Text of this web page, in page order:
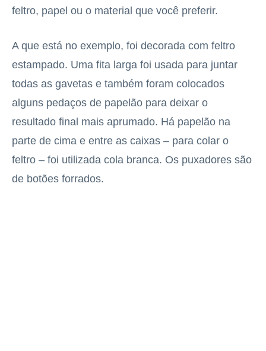
feltro, papel ou o material que você preferir.
A que está no exemplo, foi decorada com feltro
estampado. Uma fita larga foi usada para juntar
todas as gavetas e também foram colocados
alguns pedaços de papelão para deixar o
resultado final mais aprumado. Há papelão na
parte de cima e entre as caixas – para colar o
feltro – foi utilizada cola branca. Os puxadores são
de botões forrados.